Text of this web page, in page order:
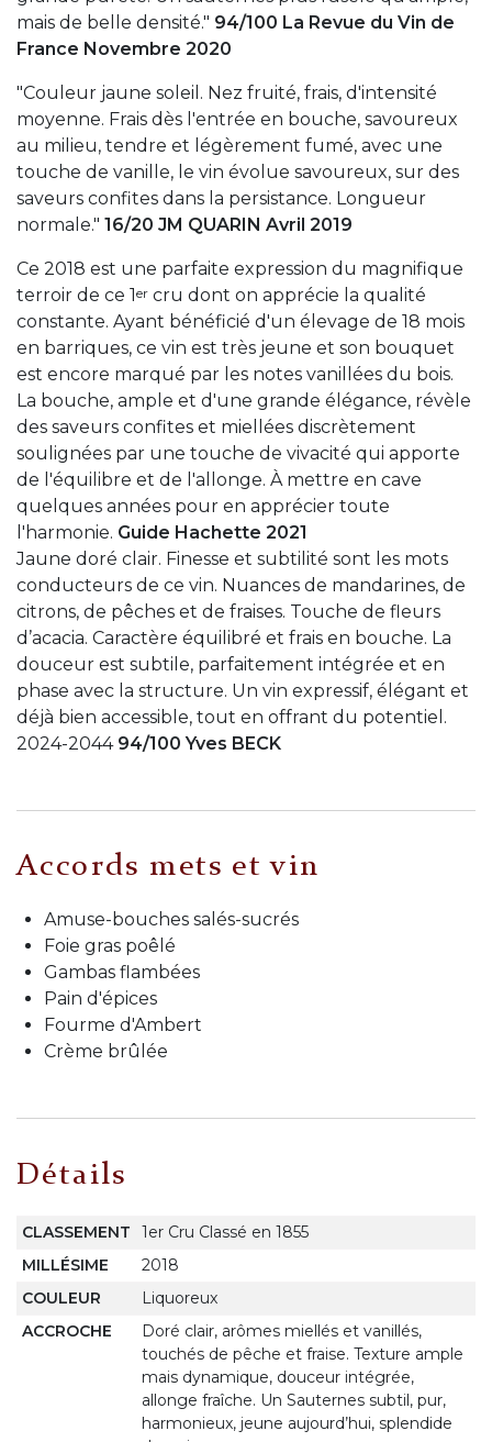
mais de belle densité." 94/100 La Revue du Vin de
France Novembre 2020
"Couleur jaune soleil. Nez fruité, frais, d'intensité
moyenne. Frais dès l'entrée en bouche, savoureux
au milieu, tendre et légèrement fumé, avec une
touche de vanille, le vin évolue savoureux, sur des
saveurs confites dans la persistance. Longueur
normale." 16/20 JM QUARIN Avril 2019
Ce 2018 est une parfaite expression du magnifique
terroir de ce 1er cru dont on apprécie la qualité
constante. Ayant bénéficié d'un élevage de 18 mois
en barriques, ce vin est très jeune et son bouquet
est encore marqué par les notes vanillées du bois.
La bouche, ample et d'une grande élégance, révèle
des saveurs confites et miellées discrètement
soulignées par une touche de vivacité qui apporte
de l'équilibre et de l'allonge. À mettre en cave
quelques années pour en apprécier toute
l'harmonie. Guide Hachette 2021
Jaune doré clair. Finesse et subtilité sont les mots
conducteurs de ce vin. Nuances de mandarines, de
citrons, de pêches et de fraises. Touche de fleurs
d’acacia. Caractère équilibré et frais en bouche. La
douceur est subtile, parfaitement intégrée et en
phase avec la structure. Un vin expressif, élégant et
déjà bien accessible, tout en offrant du potentiel.
2024-2044 94/100 Yves BECK
Accords mets et vin
Amuse-bouches salés-sucrés
Foie gras poêlé
Gambas flambées
Pain d'épices
Fourme d'Ambert
Crème brûlée
Détails
CLASSEMENT
1er Cru Classé en 1855
MILLÉSIME
2018
COULEUR
Liquoreux
ACCROCHE
Doré clair, arômes miellés et vanillés,
touchés de pêche et fraise. Texture ample
mais dynamique, douceur intégrée,
allonge fraîche. Un Sauternes subtil, pur,
harmonieux, jeune aujourd’hui, splendide